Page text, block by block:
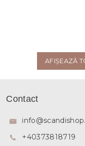
AFIŞEAZĂ
Contact
info@
+40373818719